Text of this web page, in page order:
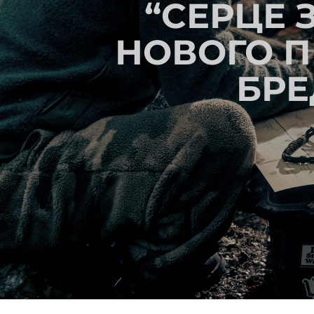
“СЕРЦЕ
НОВОГО